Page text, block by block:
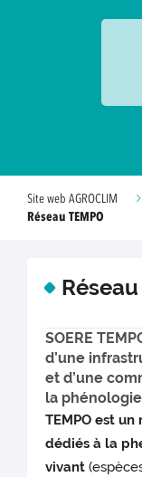
Site web AGROCLIM
Réseau TEMPO
SOERE
d’une
et d’une
la
TEMPO est
dédiés à la
vivant